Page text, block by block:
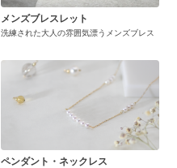
メンズブレスレット
洗練された大人の雰囲気漂うメンズブレス
ペンダント・ネックレス